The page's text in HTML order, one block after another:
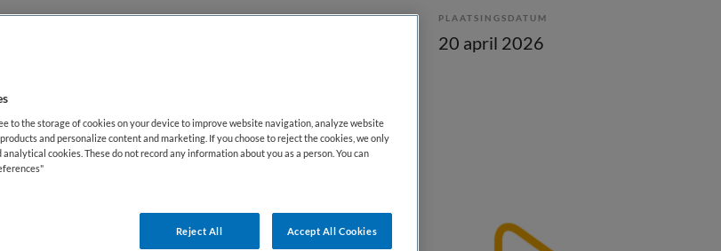
BRANCHE AANSTELLING PLAATSINGSDATUM
20 april 2026
Niet nader bepaald
to the storage of cookies on your device to improve website navigation, analyze website
and personalize content and marketing. If you choose to reject the cookies, we only
cookies. These do not record any information about you as a person. You can
Reject All Accept All Cookies